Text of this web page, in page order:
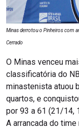
Minas derrotou o Pinheiros com
Cerrado
O Minas venceu
classificatória do
minastenista atuou
quartos, e
por 93 a 61 (21/14,
A arrancada do